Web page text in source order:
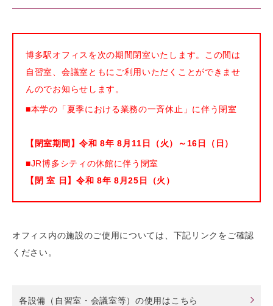
博多駅オフィスを次の期間閉室いたします。この間は
自習室、会議室ともにご利用いただくことができませ
んのでお知らせします。
■本学の「夏季における業務の一斉休止」に伴う閉室
【閉室期間】令和 8年 8月11日（火）～16日（日）
■JR博多シティの休館に伴う閉室
【閉 室 日】令和 8年 8月25日（火）
オフィス内の施設のご使用については、下記リンクをご確認
ください。
各設備（自習室・会議室等）の使用はこちら